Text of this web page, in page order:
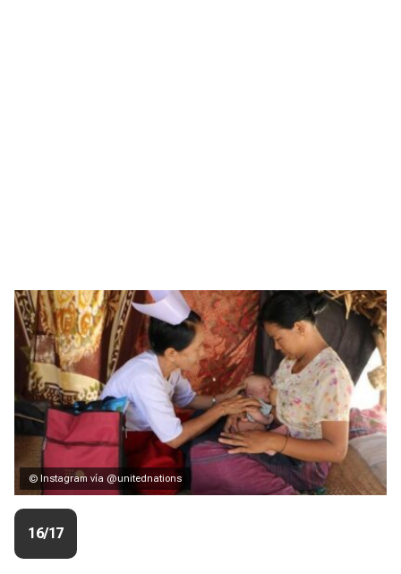
© Instagram vía @unitednations
16/17